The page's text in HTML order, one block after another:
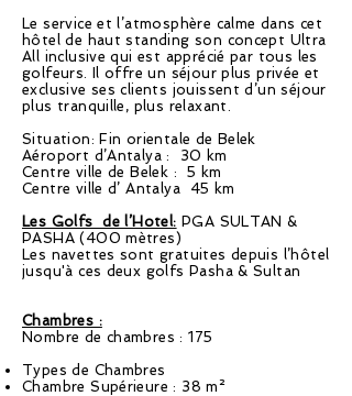
Le service et l’atmosphère calme dans cet
hôtel de haut standing son concept Ultra
All inclusive qui est apprécié par tous les
golfeurs. Il offre un séjour plus privée et
exclusive ses clients jouissent d’un séjour
plus tranquille, plus relaxant.
Situation: Fin orientale de Belek
Aéroport d’Antalya : 30 km
Centre ville de Belek : 5 km
Centre ville d’ Antalya 45 km
Les Golfs de l’Hotel: PGA SULTAN &
PASHA (400 mètres)
Les navettes sont gratuites depuis l’hôtel
jusqu'à ces deux golfs Pasha & Sultan
Chambres :
Nombre de chambres : 175
Types de Chambres
Chambre Supérieure : 38 m²